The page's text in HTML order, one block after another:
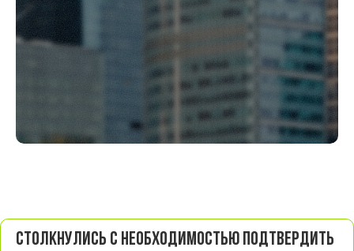
Столкнулись с необходимостью подтвердить